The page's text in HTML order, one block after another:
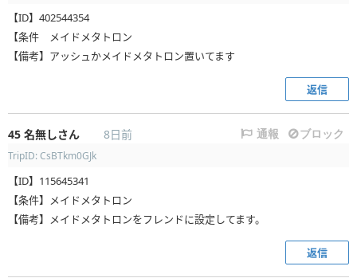
【ID】402544354
【条件 メイドメタトロン
【備考】アッシュかメイドメタトロン置いてます
返信
45 名無しさん 8日前 通報 ブロック
TripID: CsBTkm0GJk
【ID】115645341
【条件】メイドメタトロン
【備考】メイドメタトロンをフレンドに設定してます。
返信